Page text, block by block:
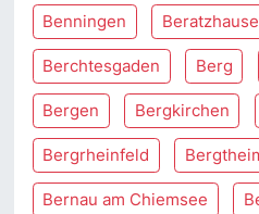
Benningen
Berchtesgaden Berg
Bergen Bergkirchen
Bergrheinfeld
Bernau am Chiemsee